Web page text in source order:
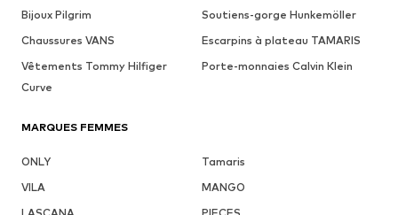
Bijoux Pilgrim
Soutiens-gorge Hunkemöller
Chaussures VANS
Escarpins à plateau TAMARIS
Vêtements Tommy Hilfiger
Curve
Porte-monnaies Calvin Klein
MARQUES FEMMES
ONLY
Tamaris
VILA
MANGO